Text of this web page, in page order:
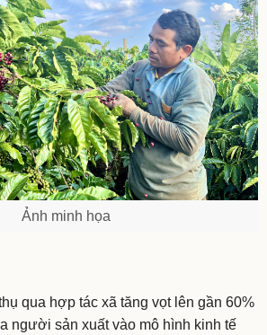
Ảnh minh họa
qua hợp tác xã tăng vọt lên gần 60%
người sản xuất vào mô hình kinh tế